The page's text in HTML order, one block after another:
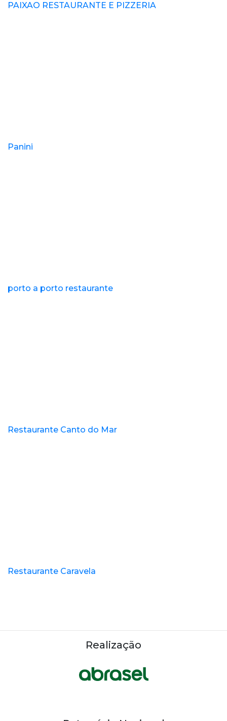
PAIXAO RESTAURANTE E PIZZERIA
Panini
porto a porto restaurante
Restaurante Canto do Mar
Restaurante Caravela
Realização